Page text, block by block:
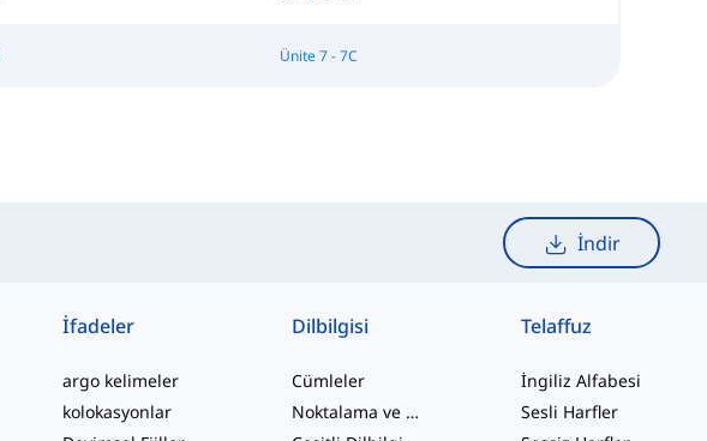
Ünite 7 - 7C
İndir
İfadeler
argo kelimeler
kolokasyonlar
Dilbilgisi
Cümleler
Noktalama ve Yazım
Telaffuz
İngiliz Alfabesi
Sesli Harfler